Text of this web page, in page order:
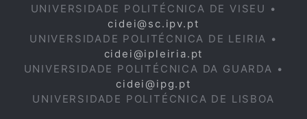
UNIVERSIDADE POLITÉCNICA DE VISEU •
cidei@sc.ipv.pt
UNIVERSIDADE POLITÉCNICA DE LEIRIA •
cidei@ipleiria.pt
UNIVERSIDADE POLITÉCNICA DA GUARDA •
cidei@ipg.pt
UNIVERSIDADE POLITÉCNICA DE LISBOA